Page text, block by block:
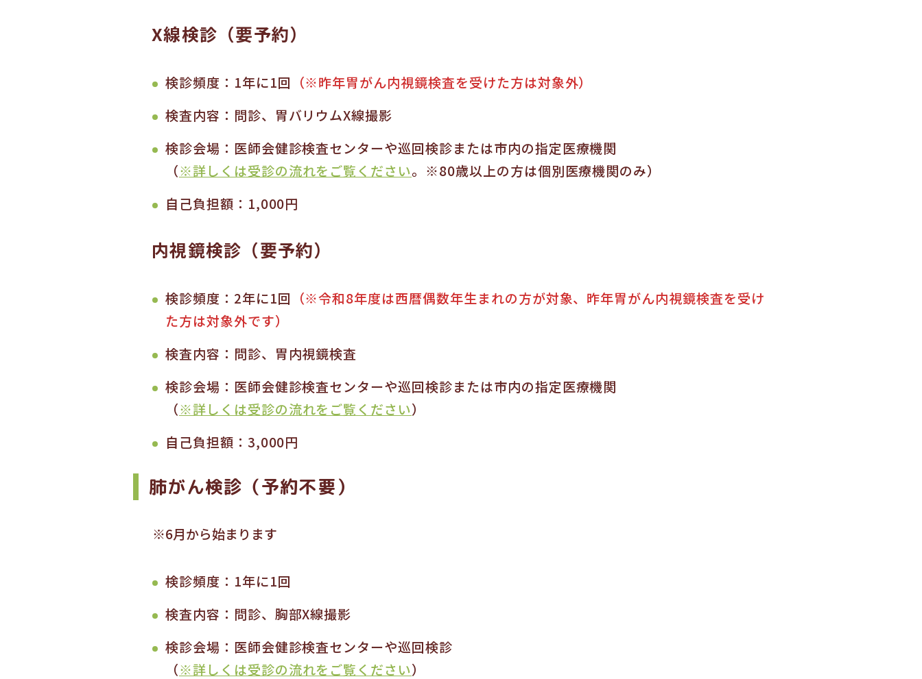
X線検診（要予約）
検診頻度：1年に1回 （※昨年胃がん内視鏡検査を受けた方は対象外）
検査内容：問診、胃バリウムX線撮影
検診会場：医師会健診検査センターや巡回検診または市内の指定医療機関
（※詳しくは受診の流れをご覧ください。※80歳以上の方は個別医療機関のみ）
自己負担額：1,000円
内視鏡検診（要予約）
検診頻度：2年に1回 （※令和8年度は西暦偶数年生まれの方が対象、昨年胃がん内視鏡検査を受け
た方は対象外です）
検査内容：問診、胃内視鏡検査
検診会場：医師会健診検査センターや巡回検診または市内の指定医療機関
（※詳しくは受診の流れをご覧ください）
自己負担額：3,000円
肺がん検診（予約不要）
※6月から始まります
検診頻度：1年に1回
検査内容：問診、胸部X線撮影
検診会場：医師会健診検査センターや巡回検診
（※詳しくは受診の流れをご覧ください）